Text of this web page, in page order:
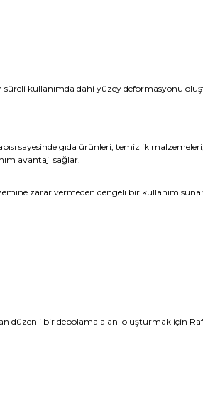
kullanımda dahi yüzey deformasyonu
sayesinde gıda ürünleri, temizlik
avantajı sağlar.
zarar vermeden dengeli bir kullanım
düzenli bir depolama alanı oluşturmak için